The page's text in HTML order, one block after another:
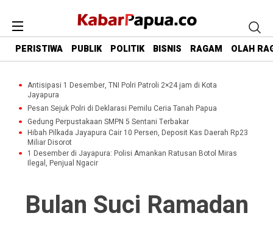
PERISTIWA PUBLIK POLITIK BISNIS RAGAM OLAH
Antisipasi 1 Desember, TNI Polri Patroli 2×24 jam di Kota
Jayapura
Pesan Sejuk Polri di Deklarasi Pemilu Ceria Tanah Papua
Gedung Perpustakaan SMPN 5 Sentani Terbakar
Hibah Pilkada Jayapura Cair 10 Persen, Deposit Kas Daerah Rp23
Miliar Disorot
1 Desember di Jayapura: Polisi Amankan Ratusan Botol Miras
Ilegal, Penjual Ngacir
Bulan Suci Ramadan